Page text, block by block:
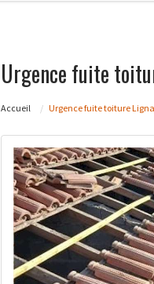
Urgence fuite
Accueil Urgence fuite toiture